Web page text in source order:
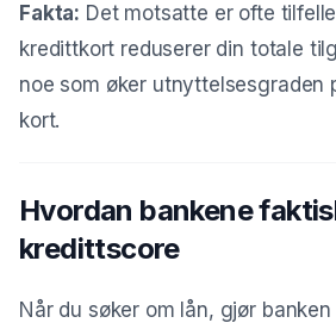
Fakta: Det motsatte er ofte
kredittkort reduserer din totale
noe som øker utnyttelsesgraden
kort.
Hvordan bankene
kredittscore
Når du søker om lån, gjør banken